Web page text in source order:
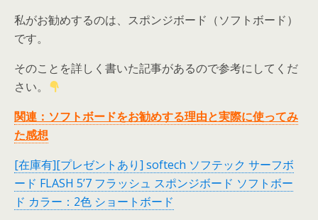
私がお勧めするのは、スポンジボード（ソフトボード）
です。
そのことを詳しく書いた記事があるので参考にしてくだ
さい。
関連：ソフトボードをお勧めする理由と実際に使ってみ
た感想
[在庫有][プレゼントあり] softech ソフテック サーフボ
ード FLASH 5’7 フラッシュ スポンジボード ソフトボー
ド カラー：2色 ショートボード